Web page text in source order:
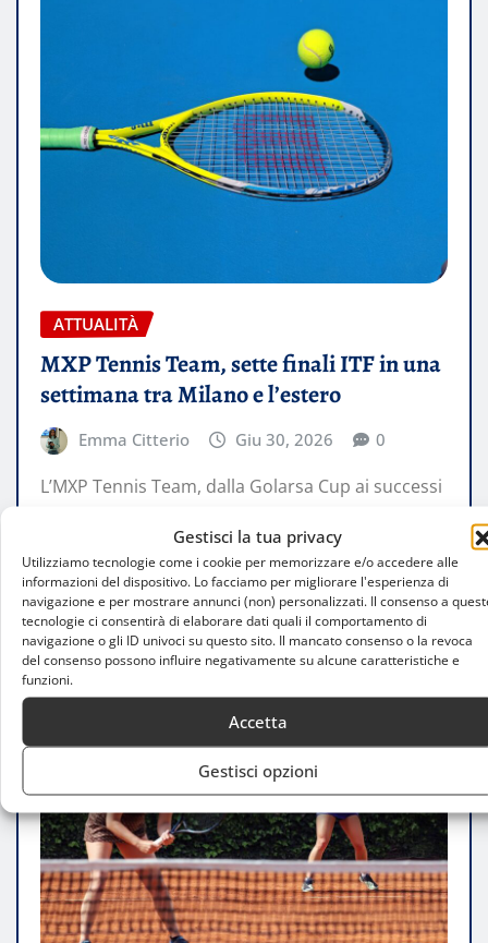
Gestisci la tua privacy
Utilizziamo tecnologie come i cookie per memorizzare e/o accedere alle
informazioni del dispositivo. Lo facciamo per migliorare l'esperienza di
navigazione e per mostrare annunci (non) personalizzati. Il consenso a
tecnologie ci consentirà di elaborare dati quali il comportamento di
navigazione o gli ID univoci su questo sito. Il mancato consenso o la revoca
del consenso possono influire negativamente su alcune caratteristiche e
funzioni.
Accetta
Gestisci opzioni
ATTUALITÀ
MXP Tennis Team, sette finali ITF in una
settimana tra Milano e l’estero
Emma Citterio Giu 30, 2026 0
L’MXP Tennis Team, dalla Golarsa Cup ai successi
la crescita del gruppo…
LEGGI TUTTO